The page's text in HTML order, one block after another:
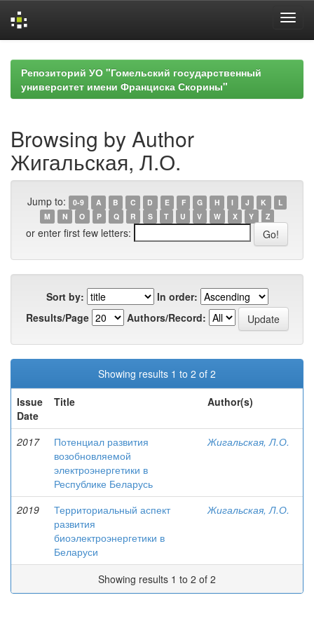
navigationРепозиторий УО "Гомельский государственный
университет имени Франциска Скорины"
Browsing by Author
Жигальская, Л.О.
Jump to: 0-9 A B C D E F G H I J K
L
M
N O P Q R S T U V W X Y Z
or enter first few letters:
Sort by:
In order:
Results/Page
Authors/Record:
Showing results 1 to 2 of 2
Issue
Date
Title Author(s)
2017
Потенциал развития
возобновляемой
электроэнергетики в
Республике Беларусь
Жигальская, Л.О.
2019
Территориальный аспект
развития
биоэлектроэнергетики в
Беларуси
Жигальская, Л.О.
Showing results 1 to 2 of 2